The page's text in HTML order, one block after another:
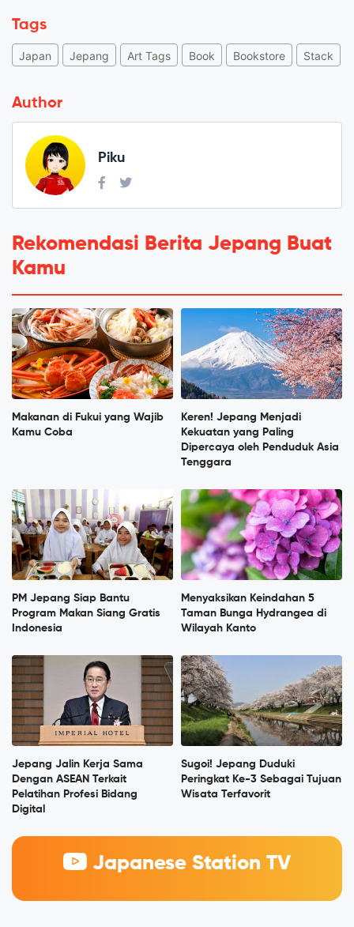
Tags
Japan Jepang Art Tags Book Bookstore Stack
Author
Piku
Rekomendasi Berita Jepang Buat
Kamu
Makanan di Fukui yang Wajib
Kamu Coba
Keren! Jepang Menjadi
Kekuatan yang Paling
Dipercaya oleh Penduduk Asia
Tenggara
PM Jepang Siap Bantu
Program Makan Siang Gratis
Indonesia
Menyaksikan Keindahan 5
Taman Bunga Hydrangea di
Wilayah Kanto
Jepang Jalin Kerja Sama
Dengan ASEAN Terkait
Pelatihan Profesi Bidang
Digital
Sugoi! Jepang Duduki
Peringkat Ke-3 Sebagai Tujuan
Wisata Terfavorit
Japanese Station TV